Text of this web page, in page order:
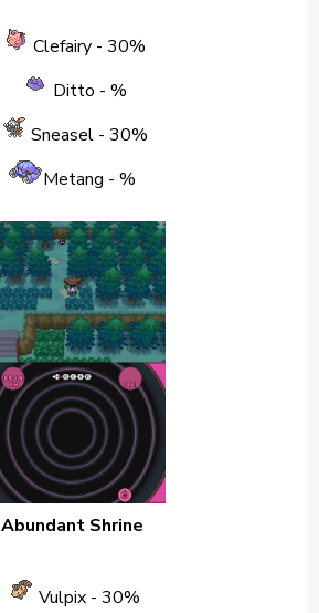
Clefairy - 30%
Ditto - %
Sneasel - 30%
Metang - %
Abundant Shrine
Vulpix - 30%